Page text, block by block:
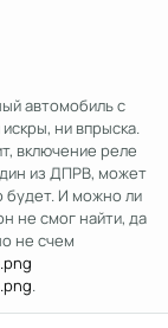
автомобиль с
ни впрыска.
включение реле
из ДПРВ, может
будет. И можно ли
не смог найти, да
не счем
.